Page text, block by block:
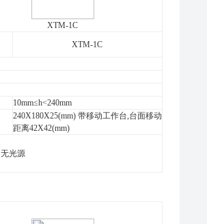
XTM-1C
XTM-1C
10mm≤h<240mm
240X180X25(mm) 带移动工作台,台面移动
距离42X42(mm)
无光源